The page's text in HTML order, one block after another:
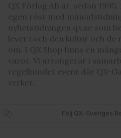
QX Förlag AB är, sedan
egen röst med
nyhetstidningen qx.se som
lever i och den kultur och de
om. I QX Shop finns en
varor. Vi arrangerar i
regelbundet event där QX-
verket.
Följ QX-Sveriges